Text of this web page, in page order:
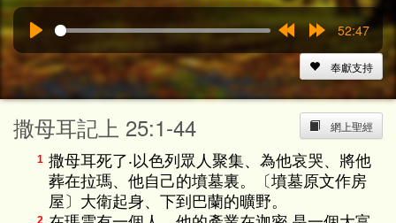
15s
52:47
奉獻支持
網上聖經
撒母耳記上 25:1-44
1 撒母耳死了‧以色列眾人聚集、為他哀哭、將他
葬在拉瑪、他自己的墳墓裏。〔墳墓原文作房
屋〕大衛起身、下到巴蘭的曠野。
2